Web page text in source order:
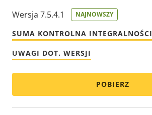
Wersja 7.5.4.1 NAJNOWSZY
SUMA KONTROLNA INTEGRALNOŚCI
UWAGI DOT. WERSJI
POBIERZ